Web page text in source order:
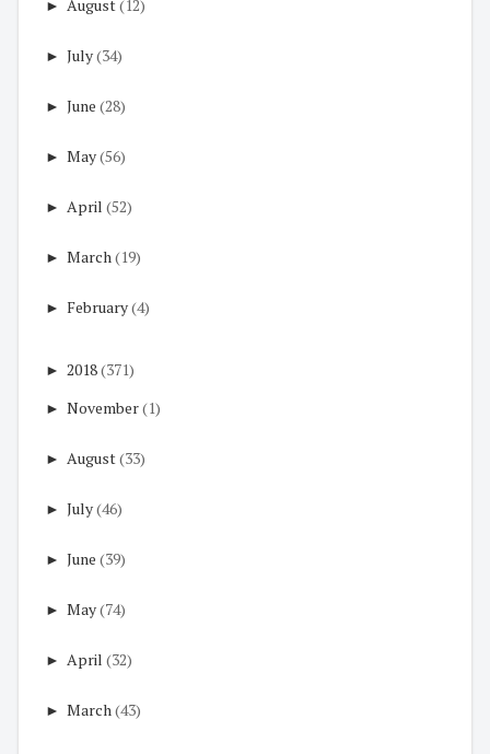
► August(12)
► July(34)
► June (28)
► May(56)
► April (52)
► March(19)
► February(4)
► 2018(371)
► November(1)
► August(33)
► July(46)
► June (39)
► May(74)
► April (32)
► March(43)